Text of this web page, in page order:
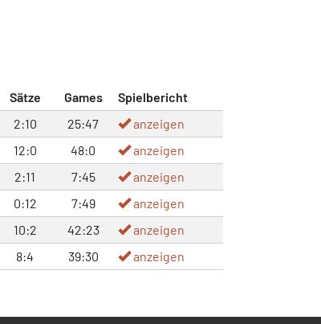
Sätze Games
Spielbericht
2:10 25:47
anzeigen
12:0 48:0
anzeigen
2:11 7:45
anzeigen
0:12 7:49
anzeigen
10:2 42:23
anzeigen
8:4 39:30 anzeigen